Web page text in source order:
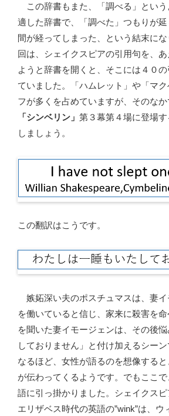
この辞書もまた、「調べる」という
適した辞書で、「調べた」つもりが
間が経ってしまった、という結末に
回は、シェイクスピアの引用句を、
ようと辞書を開くと、そこには４０
ていました。「ハムレット」や「マク
フが多くを占めていますが、そのな
「シンベリン」 第３幕第４場に登場
しましょう。
この翻訳はこうです。
嫉妬深い夫のポスチュマスは、妻
を働いていると信じ、家来に殺害を
を聞いた妻イモージェンは、その後
しておりません」と付け加えるシーン
なるほど、女性が語るのを想像する
が伝わってくるようです。でもここで
語に引っ掛かりました。シェイクス
エリザベス時代の英語の”wink”は、ウ